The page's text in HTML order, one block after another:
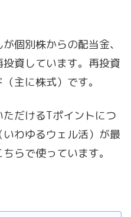
個別株からの配当金、
資しています。再投資
主に株式）です。
だけるTポイントにつ
わゆるウェル活）が最
らで使っています。